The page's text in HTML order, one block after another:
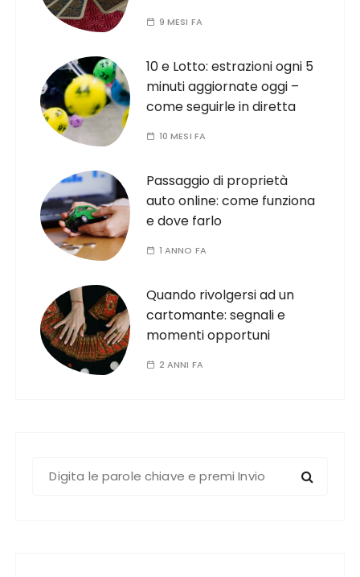
9 MESI FA
10 e Lotto: estrazioni ogni 5
minuti aggiornate oggi –
come seguirle in diretta
10 MESI FA
Passaggio di proprietà
auto online: come funziona
e dove farlo
1 ANNO FA
Quando rivolgersi ad un
cartomante: segnali e
momenti opportuni
2 ANNI FA